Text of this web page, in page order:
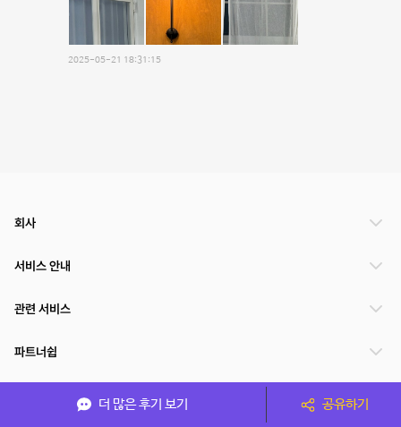
2025-05-21 18:31:15
더 많은 후기 보기 공유하기
회사
서비스 안내
관련 서비스
파트너쉽
서비스 제공 국가